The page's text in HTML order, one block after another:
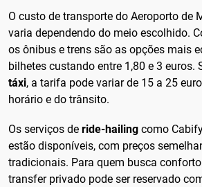
O custo de transporte do Aeroporto de
varia dependendo do meio escolhido.
os ônibus e trens são as opções mais
bilhetes custando entre 1,80 e 3 euros.
táxi, a tarifa pode variar de 15 a 25
horário e do trânsito.
Os serviços de ride-hailing como
estão disponíveis, com preços
tradicionais. Para quem busca
transfer privado pode ser reservado